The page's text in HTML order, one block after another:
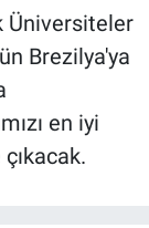
Üniversiteler
Brezilya'ya
en iyi